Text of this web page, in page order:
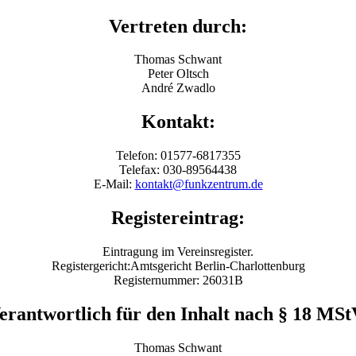
Vertreten durch:
Thomas Schwant
Peter Oltsch
André Zwadlo
Kontakt:
Telefon: 01577-6817355
Telefax: 030-89564438
E-Mail: kontakt@funkzentrum.de
Registereintrag:
Eintragung im Vereinsregister.
Registergericht:Amtsgericht Berlin-Charlottenburg
Registernummer: 26031B
für den Inhalt nach § 18
Thomas Schwant